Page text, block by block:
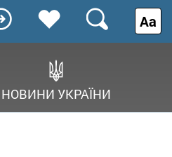
НОВИНИ УКРАЇНИ
Аа